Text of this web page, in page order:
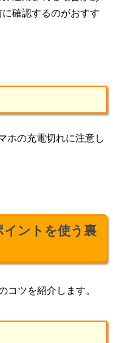
確認するのがおすす
ホの充電切れに注意し
ントを使う裏
コツを紹介します。